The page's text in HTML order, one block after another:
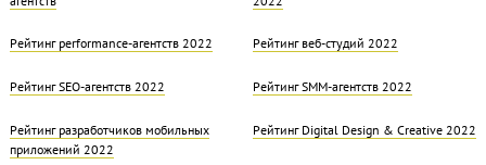
Рейтинг performance-агентств 2022 Рейтинг веб-студий 2022
Рейтинг SEO-агентств 2022 Рейтинг SMM-агентств 2022
Рейтинг разработчиков мобильных
приложений 2022
Рейтинг Digital Design & Creative 2022